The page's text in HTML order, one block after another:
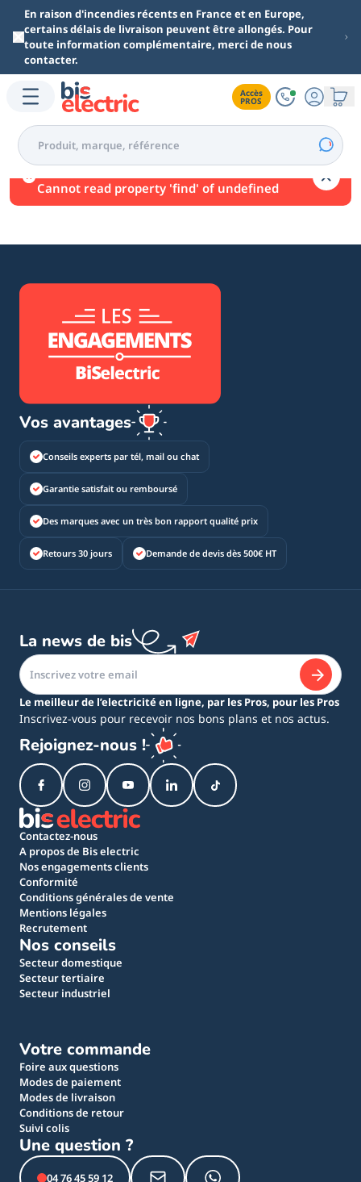
Aller au contenu principal
En raison d'incendies récents en France et en Europe,
certains délais de livraison peuvent être allongés. Pour
toute information complémentaire, merci de nous
contacter.
Accès
PROS
Une erreur est survenue.
Cannot read property 'find' of undefined
Vos avantages
Conseils experts par tél, mail ou chat
Garantie satisfait ou remboursé
Des marques avec un très bon rapport qualité prix
Retours 30 jours Demande de devis dès 500€ HT
La news de bis
Le meilleur de l’electricité en ligne, par les Pros, pour les Pros
Inscrivez-vous pour recevoir nos bons plans et nos actus.
Rejoignez-nous !
Contactez-nous
A propos de Bis electric
Nos engagements clients
Conformité
Conditions générales de vente
Mentions légales
Recrutement
Nos conseils
Secteur domestique
Secteur tertiaire
Secteur industriel
Votre commande
Foire aux questions
Modes de paiement
Modes de livraison
Conditions de retour
Suivi colis
Une question ?
04 76 45 59 12